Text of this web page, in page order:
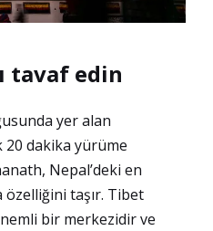
tavaf edin
yer alan
20 dakika yürüme
Nepal’deki en
taşır. Tibet
bir merkezidir ve